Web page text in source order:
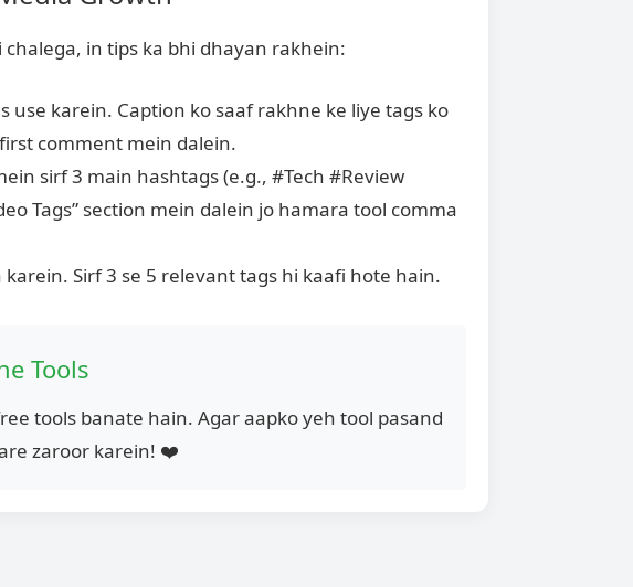
in tips ka bhi dhayan rakhein:
use karein. Caption ko saaf rakhne ke liye tags ko
comment mein dalein.
sirf 3 main hashtags (e.g., #Tech #Review
Tags” section mein dalein jo hamara tool comma
Sirf 3 se 5 relevant tags hi kaafi hote hain.
Tools
tools banate hain. Agar aapko yeh tool pasand
zaroor karein! ❤️